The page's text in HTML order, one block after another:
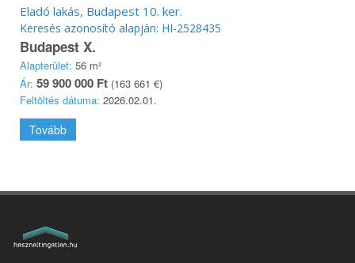
Eladó lakás, Budapest 10. ker.
Keresés azonosító alapján: HI-2528435
Budapest X.
Alapterület: 56 m²
Ár: 59 900 000 Ft (163 661 €)
Feltöltés dátuma: 2026.02.01.
Tovább